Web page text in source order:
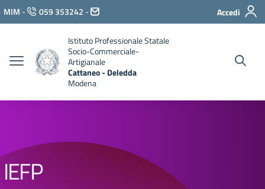
Vai ai contenuti
Vai al menu di navigazione
Vai al footer
MIM - 059 353242 - Accedi
Istituto Professionale Statale
Socio-Commerciale-
Artigianale
Cattaneo - Deledda
Modena
IEFP